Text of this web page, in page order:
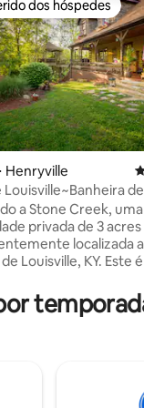
de 5, 175
melhores preferidos
dos hóspedes
Henryville
Louisville~Banheira de
a Stone Creek, uma
privada de 3 acres
localizada
KY. Este é o melhor
um portão de
que
e escritório. Os
total do terreno,